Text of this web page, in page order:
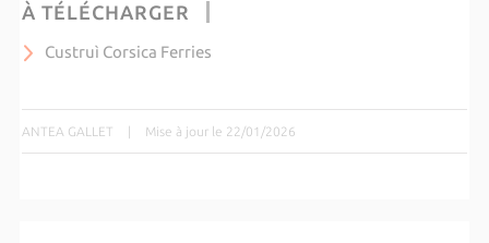
À TÉLÉCHARGER
Custruì Corsica Ferries
ANTEA GALLET | Mise à jour le 22/01/2026